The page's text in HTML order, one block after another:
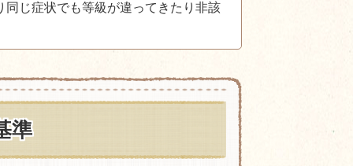
じ症状でも等級が違ってきたり非該
準